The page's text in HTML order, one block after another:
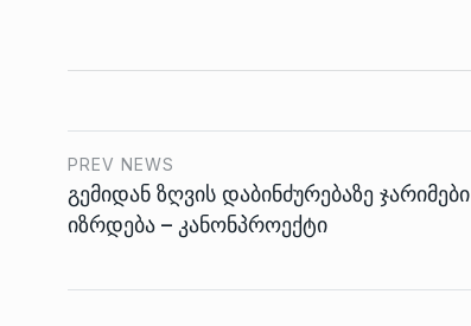
PREV NEWS
გემიდან ზღვის დაბინძურებაზე ჯარიმები
იზრდება – კანონპროექტი